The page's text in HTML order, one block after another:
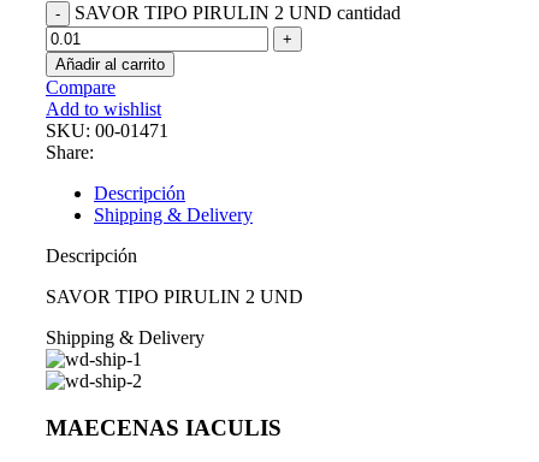
SAVOR TIPO PIRULIN 2 UND cantidad
Añadir al carrito
Compare
Add to wishlist
SKU: 00-01471
Share:
Descripción
Shipping & Delivery
Descripción
SAVOR TIPO PIRULIN 2 UND
Shipping & Delivery
MAECENAS IACULIS